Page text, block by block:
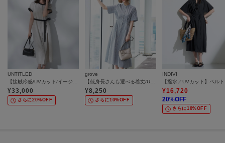
UNTITLED
【接触冷感/UVカット/イージーケア】配色ラインワンピース
¥33,000
さらに20%OFF
grove
【低身長さんも選べる着丈/UV・シワになりにくいetc】涼やかさも、きちんとも叶うワンピース
¥8,250
さらに10%OFF
INDIVI
¥16,720
20%OFF
さらに10%OFF